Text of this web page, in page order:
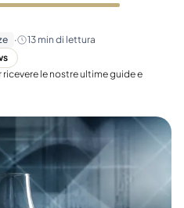
· 13 min di lettura
le nostre ultime guide e